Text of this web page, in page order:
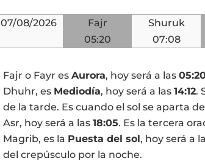
07/08/2026
Fajr
05:20
Shuruk
07:08
Fajr o Fayr esAurora, hoy será a las
Dhuhr, es Mediodía, hoy será a las14:12.
de la tarde. Es cuando el sol se aparta
Asr, hoy será a las18:05. Es la tercera
Magrib, es la Puesta del sol, hoy será a
del crepúsculo por la noche.